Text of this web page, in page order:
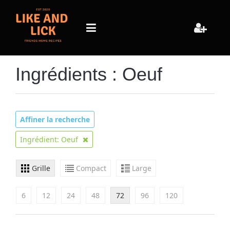
Ingrédients : Oeuf
Affiner la recherche
Ingrédient: Oeuf
Grille Compact Large
6 12 24 48 72 96 120